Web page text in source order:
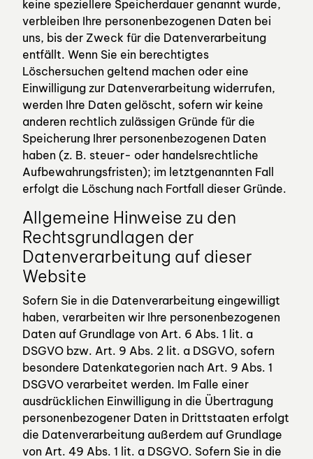
keine speziellere Speicherdauer genannt wurde,
verbleiben Ihre personenbezogenen Daten bei
uns, bis der Zweck für die Datenverarbeitung
entfällt. Wenn Sie ein berechtigtes
Löschersuchen geltend machen oder eine
Einwilligung zur Datenverarbeitung widerrufen,
werden Ihre Daten gelöscht, sofern wir keine
anderen rechtlich zulässigen Gründe für die
Speicherung Ihrer personenbezogenen Daten
haben (z. B. steuer- oder handelsrechtliche
Aufbewahrungsfristen); im letztgenannten Fall
erfolgt die Löschung nach Fortfall dieser Gründe.
Allgemeine Hinweise zu den
Rechtsgrundlagen der
Datenverarbeitung auf dieser
Website
Sofern Sie in die Datenverarbeitung eingewilligt
haben, verarbeiten wir Ihre personenbezogenen
Daten auf Grundlage von Art. 6 Abs. 1 lit. a
DSGVO bzw. Art. 9 Abs. 2 lit. a DSGVO, sofern
besondere Datenkategorien nach Art. 9 Abs. 1
DSGVO verarbeitet werden. Im Falle einer
ausdrücklichen Einwilligung in die Übertragung
personenbezogener Daten in Drittstaaten erfolgt
die Datenverarbeitung außerdem auf Grundlage
von Art. 49 Abs. 1 lit. a DSGVO. Sofern Sie in die